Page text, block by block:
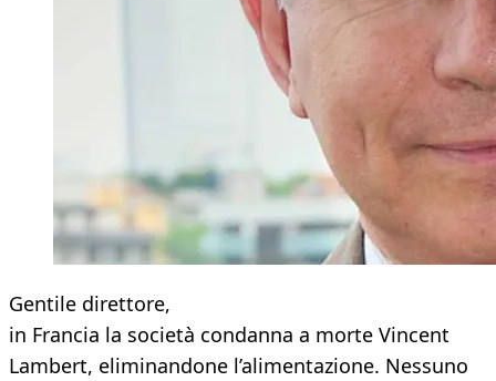
Gentile direttore,
in Francia la società condanna a morte Vincent
Lambert, eliminandone l’alimentazione. Nessuno